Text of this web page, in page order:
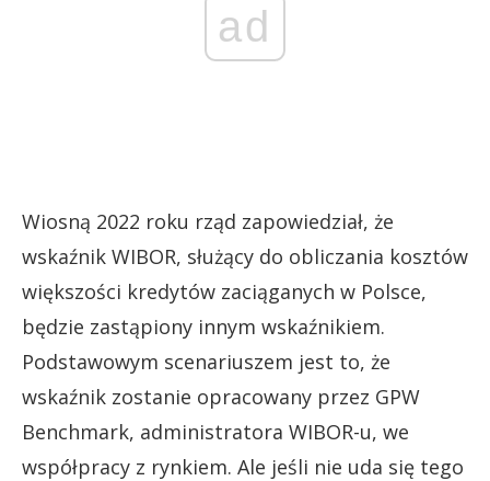
ad
Wiosną 2022 roku rząd zapowiedział, że
wskaźnik WIBOR, służący do obliczania kosztów
większości kredytów zaciąganych w Polsce,
będzie zastąpiony innym wskaźnikiem.
Podstawowym scenariuszem jest to, że
wskaźnik zostanie opracowany przez GPW
Benchmark, administratora WIBOR-u, we
współpracy z rynkiem. Ale jeśli nie uda się tego